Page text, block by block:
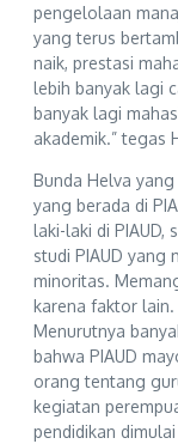
pengelolaan
yang terus
naik, prestasi
lebih banyak lagi
banyak lagi
akademik.” tegas
Bunda Helva
yang berada di
laki-laki di PIAUD,
studi PIAUD yang
minoritas.
karena faktor lain.
Menurutnya
bahwa PIAUD
orang tentang
kegiatan
pendidikan